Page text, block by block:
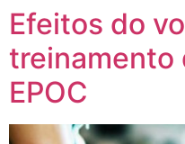
Efeitos do
treinamento
EPOC